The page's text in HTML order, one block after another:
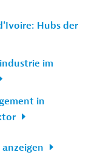
Hubs der
im
in